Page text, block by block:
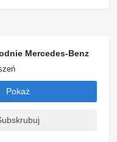
Mercedes-Benz
Pokaż